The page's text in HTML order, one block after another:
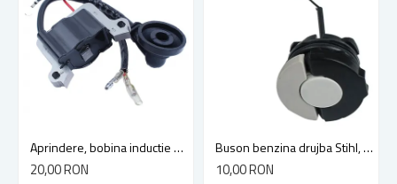
Aprindere, bobina inductie motocoasa chinezeasca TL43 TL 52, Ruris Dac 210, Dac 310
20,00 RON
Buson benzina drujba Stihl, model cu clapeta
10,00 RON